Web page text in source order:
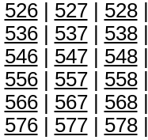
526| 527| 528|
536| 537| 538|
546| 547| 548|
556| 557| 558|
566| 567| 568|
576| 577| 578|